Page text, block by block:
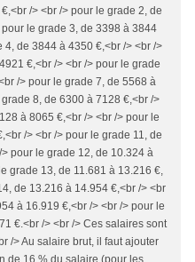
/> <br /> pour le grade 2, de
le grade 3, de 3398 à 3844
4, de 3844 à 4350 €,<br /> <br />
€,<br /> <br /> pour le grade
/> pour le grade 7, de 5568 à
8, de 6300 à 7128 €,<br />
à 8065 €,<br /> <br /> pour le
/> <br /> pour le grade 11, de
pour le grade 12, de 10.324 à
grade 13, de 11.681 à 13.216 €,
de 13.216 à 14.954 €,<br /> <br
à 16.919 €,<br /> <br /> pour le
€.<br /> <br /> Ces salaires sont
/> Au salaire brut, il faut ajouter
de 16 % du salaire (pour les